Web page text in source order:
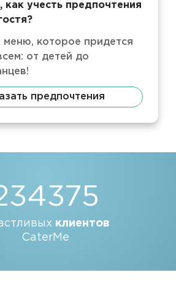
как учесть предпочтения
меню, которое придется
от детей до
предпочтения
клиентов
CaterMe